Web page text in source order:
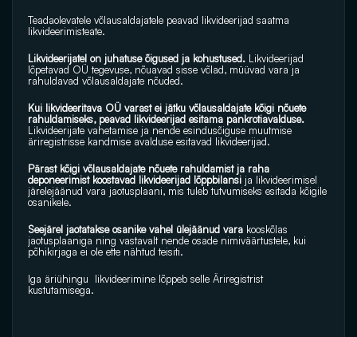
Teadaolevatele võlausaldajatele peavad likvideerijad saatma
likvideerimisteate.
Likvideerijatel on juhatuse õigused ja kohustused. Likvideerijad
lõpetavad OÜ tegevuse, nõuavad sisse võlad, müüvad vara ja
rahuldavad võlausaldajate nõuded.
Kui likvideeritava OÜ varast ei jätku võlausaldajate kõigi nõuete
rahuldamiseks, peavad likvideerijad esitama pankrotiavalduse.
Likvideerijate vahetamise ja nende esindusõiguse muutmise
äriregistrisse kandmise avalduse esitavad likvideerijad.
Pärast kõigi võlausaldajate nõuete rahuldamist ja raha
deponeerimist koostavad likvideerijad lõppbilansi ja likvideerimisel
järelejäänud vara jaotusplaani, mis tuleb tutvumiseks esitada kõigile
osanikele.
Seejärel jaotatakse osanike vahel ülejäänud vara kooskõlas
jaotusplaaniga ning vastavalt nende osade nimiväärtustele, kui
põhikirjaga ei ole ette nähtud teisiti.
Iga äriühingu  likvideerimine lõppeb selle Äriregistrist
kustutamisega.